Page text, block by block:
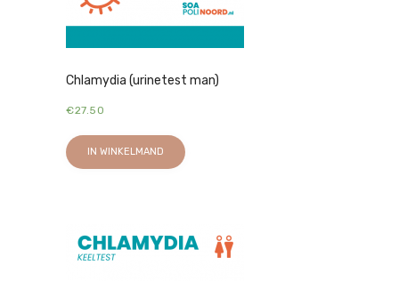
Chlamydia (urinetest man)
€27.50
IN WINKELMAND